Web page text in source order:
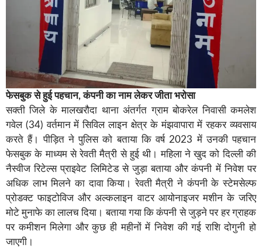
फेसबुक से हुई पहचान, कंपनी का नाम लेकर जीता भरोसा
सक्ती जिले के मालखरौदा थाना अंतर्गत ग्राम बोकरेल निवासी कमलेश
गवेल (34) वर्तमान में सिविल लाइन क्षेत्र के मंझवापारा में रहकर व्यवसाय
करते हैं। पीड़ित ने पुलिस को बताया कि वर्ष 2023 में उनकी पहचान
फेसबुक के माध्यम से रेवती मैत्री से हुई थी। महिला ने खुद को दिल्ली की
नैस्वीज रिटेल्स प्राइवेट लिमिटेड से जुड़ा बताया और कंपनी में निवेश पर
अधिक लाभ मिलने का दावा किया। रेवती मैत्री ने कंपनी के स्टेमसेल्फ
प्रोडक्ट फाइटोविज और अल्कलाइन वाटर आयोनाइजर मशीन के जरिए
मोटे मुनाफे का लालच दिया। बताया गया कि कंपनी से जुड़ने पर हर ग्राहक
पर कमीशन मिलेगा और कुछ ही महीनों में निवेश की गई राशि दोगुनी हो
जाएगी।